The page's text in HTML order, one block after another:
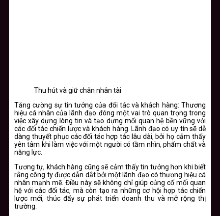
Thu hút và giữ chân nhân tài
Tăng cường sự tin tưởng của đối tác và khách hàng: Thương
hiệu cá nhân của lãnh đạo đóng một vai trò quan trọng trong
việc xây dựng lòng tin và tạo dựng mối quan hệ bền vững với
các đối tác chiến lược và khách hàng. Lãnh đạo có uy tín sẽ dễ
dàng thuyết phục các đối tác hợp tác lâu dài, bởi họ cảm thấy
yên tâm khi làm việc với một người có tầm nhìn, phẩm chất và
năng lực.
Tương tự, khách hàng cũng sẽ cảm thấy tin tưởng hơn khi biết
rằng công ty được dẫn dắt bởi một lãnh đạo có thương hiệu cá
nhân mạnh mẽ. Điều này sẽ không chỉ giúp củng cố mối quan
hệ với các đối tác, mà còn tạo ra những cơ hội hợp tác chiến
lược mới, thúc đẩy sự phát triển doanh thu và mở rộng thị
trường.